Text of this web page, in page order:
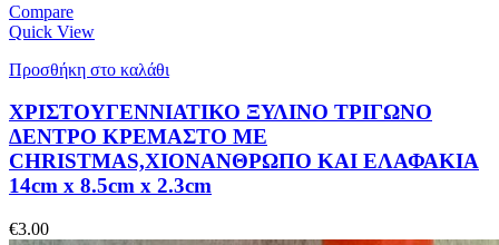
Compare
Quick View
Προσθήκη στο καλάθι
ΧΡΙΣΤΟΥΓΕΝΝΙΑΤΙΚΟ ΞΥΛΙΝΟ ΤΡΙΓΩΝΟ
ΔΕΝΤΡΟ ΚΡΕΜΑΣΤΟ ΜE
CHRISTMAS,XIONANΘΡΩΠΟ ΚΑΙ ΕΛΑΦΑΚΙΑ
14cm x 8.5cm x 2.3cm
€3.00